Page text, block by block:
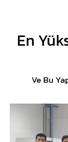
En
Ve Bu